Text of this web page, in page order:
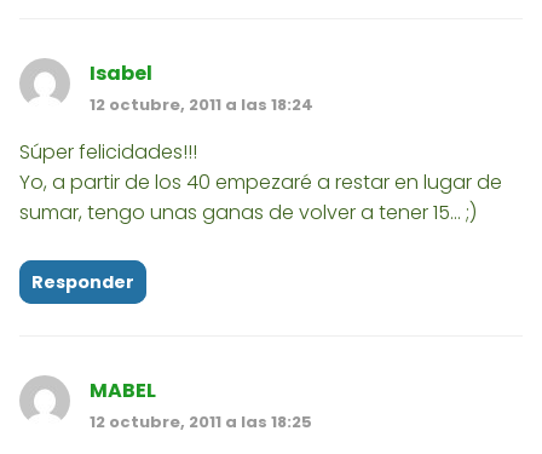
Isabel
12 octubre, 2011 a las 18:24
Súper felicidades!!!
Yo, a partir de los 40 empezaré a restar en lugar de
sumar, tengo unas ganas de volver a tener 15... ;)
Responder
MABEL
12 octubre, 2011 a las 18:25